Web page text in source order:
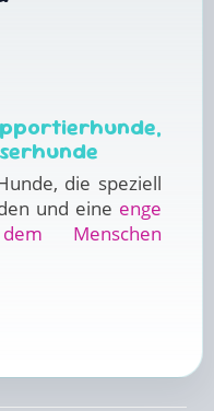
die speziell
und eine enge
Menschen